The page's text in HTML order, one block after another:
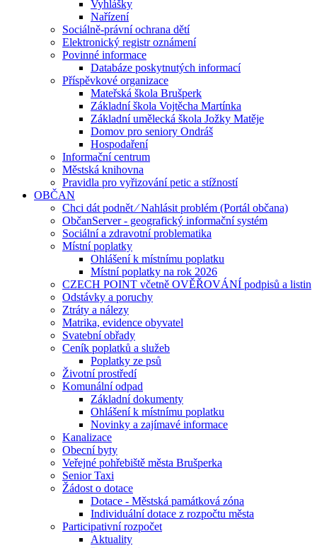
Vyhlášky
Nařízení
Sociálně-právní ochrana dětí
Elektronický registr oznámení
Povinné informace
Databáze poskytnutých informací
Příspěvkové organizace
Mateřská škola Brušperk
Základní škola Vojtěcha Martínka
Základní umělecká škola Jožky Matěje
Domov pro seniory Ondráš
Hospodaření
Informační centrum
Městská knihovna
Pravidla pro vyřizování petic a stížností
OBČAN
Chci dát podnět ⁄ Nahlásit problém (Portál občana)
ObčanServer - geografický informační systém
Sociální a zdravotní problematika
Místní poplatky
Ohlášení k místnímu poplatku
Místní poplatky na rok 2026
CZECH POINT včetně OVĚŘOVÁNÍ podpisů a listin
Odstávky a poruchy
Ztráty a nálezy
Matrika, evidence obyvatel
Svatební obřady
Ceník poplatků a služeb
Poplatky ze psů
Životní prostředí
Komunální odpad
Základní dokumenty
Ohlášení k místnímu poplatku
Novinky a zajímavé informace
Kanalizace
Obecní byty
Veřejné pohřebiště města Brušperka
Senior Taxi
Žádost o dotace
Dotace - Městská památková zóna
Individuální dotace z rozpočtu města
Participativní rozpočet
Aktuality